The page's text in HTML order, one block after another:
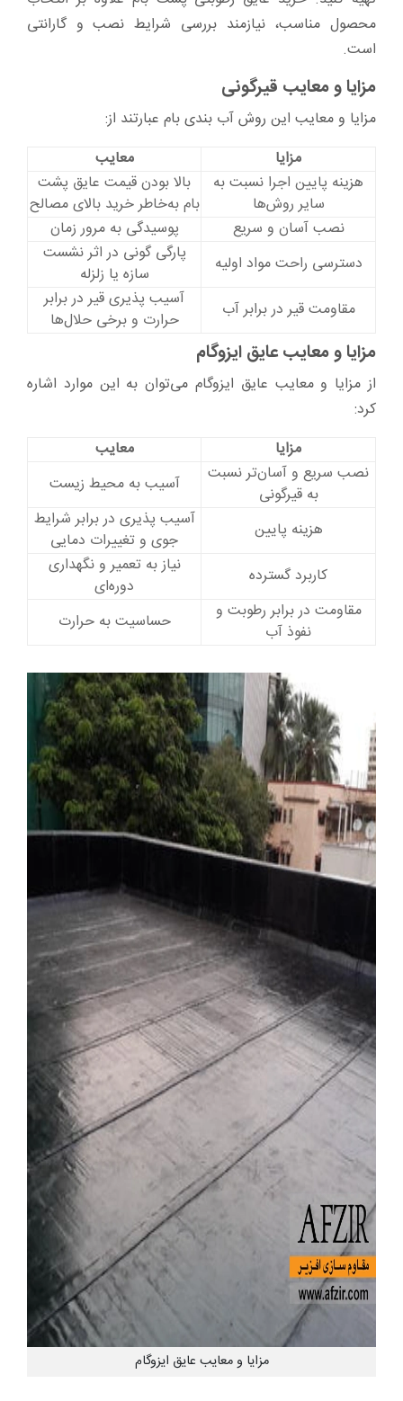
محصول مناسب، نیازمند بررسی شرایط نصب و گارانتی
است.
مزایا و معایب قیرگونی
مزایا و معایب این روش آب بندی بام عبارتند از:
مزایا
معایب
هزینه پایین اجرا نسبت به
سایر روش‌ها
بالا بودن قیمت عایق پشت
بام به‌خاطر خرید بالای مصالح
نصب آسان و سریع
پوسیدگی به مرور زمان
دسترسی راحت مواد اولیه
پارگی گونی در اثر نشست
سازه یا زلزله
مقاومت قیر در برابر آب
آسیب پذیری قیر در برابر
حرارت و برخی حلال‌ها
مزایا و معایب عایق ایزوگام
از مزایا و معایب عایق ایزوگام می‌توان به این موارد اشاره
کرد:
مزایا
معایب
نصب سریع و آسان‌تر نسبت
به قیرگونی
آسیب به محیط‌ زیست
هزینه پایین
آسیب پذیری در برابر شرایط
جوی و تغییرات دمایی
کاربرد گسترده
نیاز به تعمیر و نگهداری
دوره‌ای
مقاومت در برابر رطوبت و
نفوذ آب
حساسیت به حرارت
مزایا و معایب عایق ایزوگام